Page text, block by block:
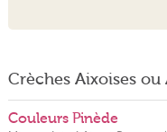
Crèches Aixoises ou
Couleurs Pinède